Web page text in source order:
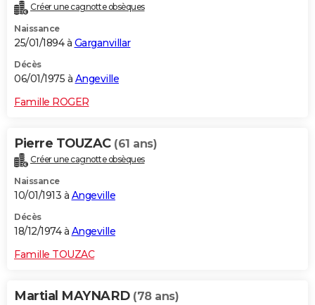
Créer une cagnotte obsèques
Naissance
25/01/1894 à Garganvillar
Décès
06/01/1975 à Angeville
Famille ROGER
Pierre TOUZAC (61 ans)
Créer une cagnotte obsèques
Naissance
10/01/1913 à Angeville
Décès
18/12/1974 à Angeville
Famille TOUZAC
Martial MAYNARD (78 ans)